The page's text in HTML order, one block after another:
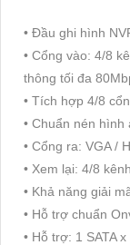
• Đầu ghi hình
• Cổng vào: 4/8
thông tối đa
• Tích hợp 4/8
• Chuẩn nén hình
• Cổng ra: VGA /
• Xem lại: 4/8
• Khả năng giải
• Hỗ trợ chuẩn
• Hỗ trợ: 1 SATA